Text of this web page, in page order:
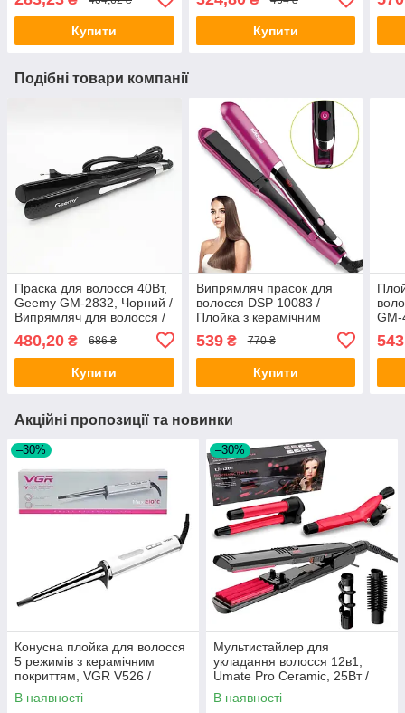
Щітка випрямляч
Купити
для брів
Купити
Подібні товари компанії
Праска для волосся 40Вт,
Geemy GM-2832, Чорний /
Випрямляч для волосся /
Плойка-випрямляч
480,20 ₴ 686 ₴
Купити
Випрямляч прасок для
волосся DSP 10083 /
Плойка з керамічним
покриттям / Професійний
стайлер
539₴ 770 ₴
Купити
Акційні пропозиції та новинки
–30%
Конусна плойка для волосся
5 режимів з керамічним
покриттям, VGR V526 /
Конусоподібна плойка для
локонів
В наявності
–30%
Мультистайлер для
укладання волосся 12в1,
Umate Pro Ceramic, 25Вт /
Плойка для завивки /
Стайлер для волосся
В наявності